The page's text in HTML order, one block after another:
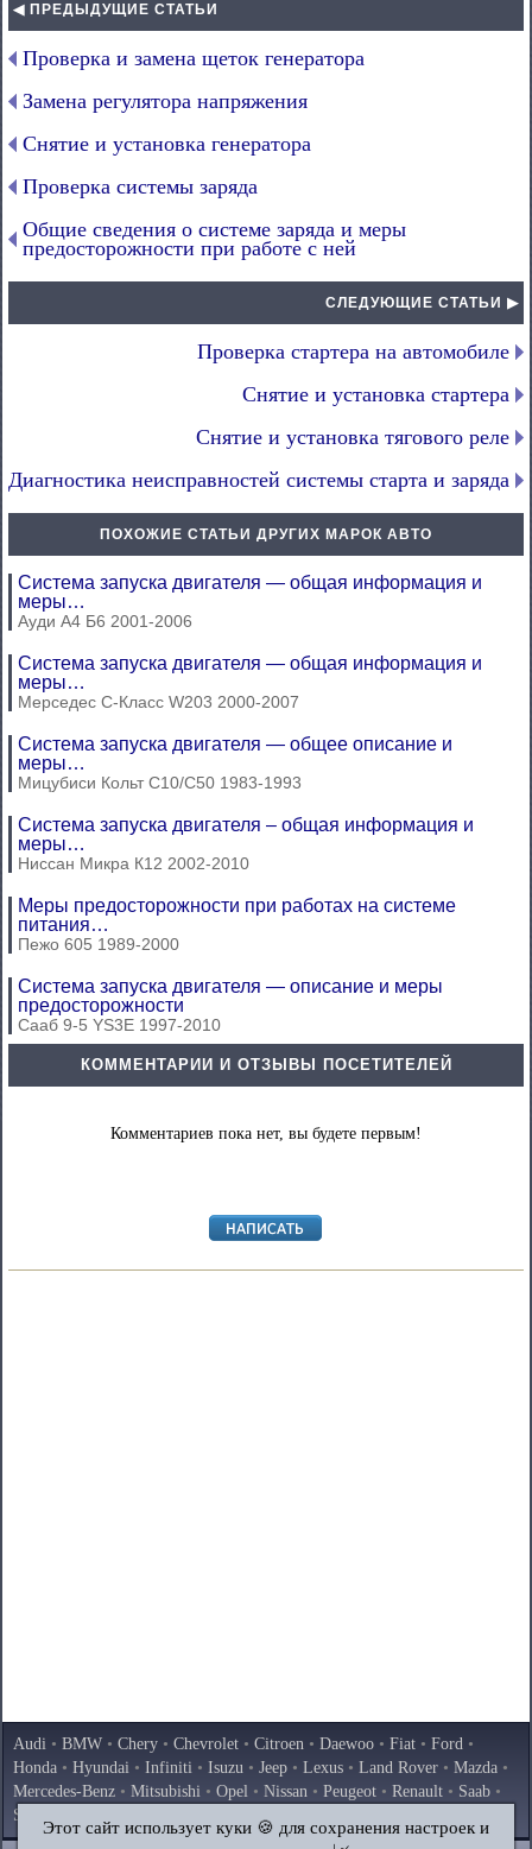
◀ ПРЕДЫДУЩИЕ СТАТЬИ
Проверка и замена щеток генератора
Замена регулятора напряжения
Снятие и установка генератора
Проверка системы заряда
Общие сведения о системе заряда и меры
предосторожности при работе с ней
СЛЕДУЮЩИЕ СТАТЬИ ▶
Проверка стартера на автомобиле
Снятие и установка стартера
Снятие и установка тягового реле
Диагностика неисправностей системы старта и заряда
ПОХОЖИЕ СТАТЬИ ДРУГИХ МАРОК АВТО
Система запуска двигателя — общая информация и
меры…
Ауди А4 Б6 2001-2006
Система запуска двигателя — общая информация и
меры…
Мерседес C-Класс W203 2000-2007
Система запуска двигателя — общее описание и
меры…
Мицубиси Кольт С10/С50 1983-1993
Система запуска двигателя – общая информация и
меры…
Ниссан Микра К12 2002-2010
Меры предосторожности при работах на системе
питания…
Пежо 605 1989-2000
Система запуска двигателя — описание и меры
предосторожности
Сааб 9-5 YS3E 1997-2010
КОММЕНТАРИИ И ОТЗЫВЫ ПОСЕТИТЕЛЕЙ
Комментариев пока нет, вы будете первым!
Audi • BMW • Chery • Chevrolet • Citroen • Daewoo • Fiat • Ford •
Honda • Hyundai • Infiniti • Isuzu • Jeep • Lexus • Land Rover • Mazda •
Mercedes-Benz • Mitsubishi • Opel • Nissan • Peugeot • Renault • Saab •
Skoda
Volkswagen
Этот сайт использует куки 🍪 для сохранения настроек и